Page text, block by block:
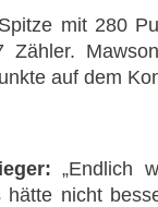
mit 280
Zähler.
auf dem
„Endlich
nicht